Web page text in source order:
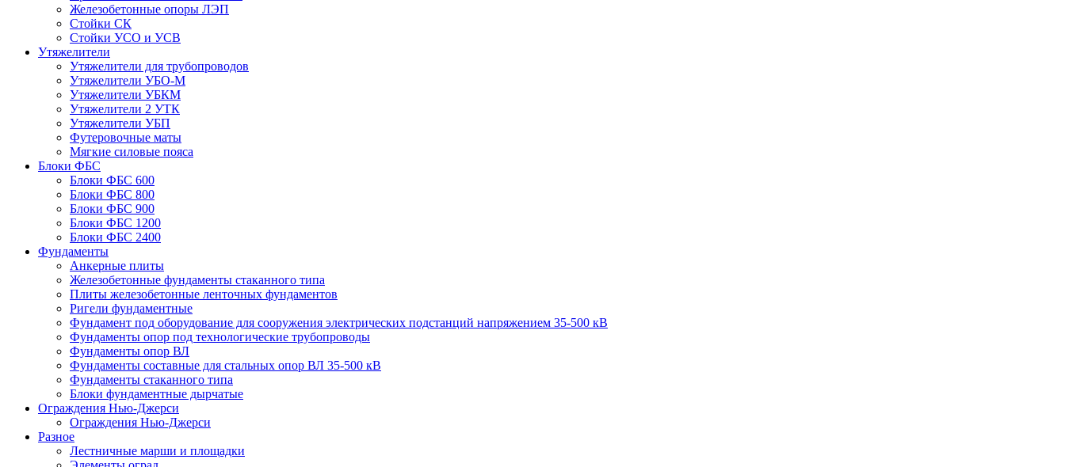
Железобетонные опоры ЛЭП
Стойки СК
Стойки УСО и УСВ
Утяжелители
Утяжелители для трубопроводов
Утяжелители УБО-М
Утяжелители УБКМ
Утяжелители 2 УТК
Утяжелители УБП
Футеровочные маты
Мягкие силовые пояса
Блоки ФБС
Блоки ФБС 600
Блоки ФБС 800
Блоки ФБС 900
Блоки ФБС 1200
Блоки ФБС 2400
Фундаменты
Анкерные плиты
Железобетонные фундаменты стаканного типа
Плиты железобетонные ленточных фундаментов
Ригели фундаментные
Фундамент под оборудование для сооружения электрических подстанций напряжением 35-500 кВ
Фундаменты опор под технологические трубопроводы
Фундаменты опор ВЛ
Фундаменты составные для стальных опор ВЛ 35-500 кВ
Фундаменты стаканного типа
Блоки фундаментные дырчатые
Ограждения Нью-Джерси
Ограждения Нью-Джерси
Разное
Лестничные марши и площадки